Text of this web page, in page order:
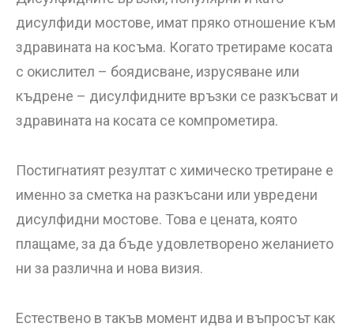
дисулфиди мостове, имат пряко отношение към
здравината на косъма. Когато третираме косата
с окислител – боядисване, изрусяване или
къдрене – дисулфидните връзки се разкъсват и
здравината на косата се компрометира.
Постигнатият резултат с химическо третиране е
именно за сметка на разкъсани или увредени
дисулфидни мостове. Това е цената, която
плащаме, за да бъде удовлетворено желанието
ни за различна и нова визия.
Естествено в такъв момент идва и въпросът как